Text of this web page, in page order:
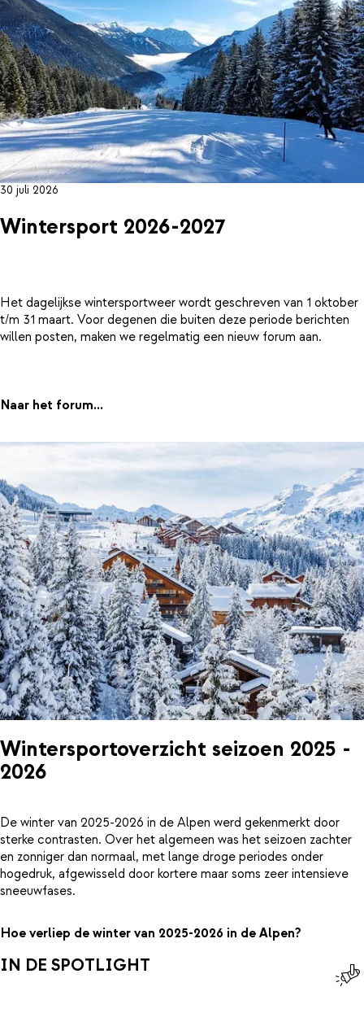
30 juli 2026
Wintersport 2026-2027
Het dagelijkse wintersportweer wordt geschreven van 1 oktober
t/m 31 maart. Voor degenen die buiten deze periode berichten
willen posten, maken we regelmatig een nieuw forum aan.
Naar het forum...
Wintersportoverzicht seizoen 2025 -
2026
De winter van 2025-2026 in de Alpen werd gekenmerkt door
sterke contrasten. Over het algemeen was het seizoen zachter
en zonniger dan normaal, met lange droge periodes onder
hogedruk, afgewisseld door kortere maar soms zeer intensieve
sneeuwfases.
Hoe verliep de winter van 2025-2026 in de Alpen?
IN DE SPOTLIGHT